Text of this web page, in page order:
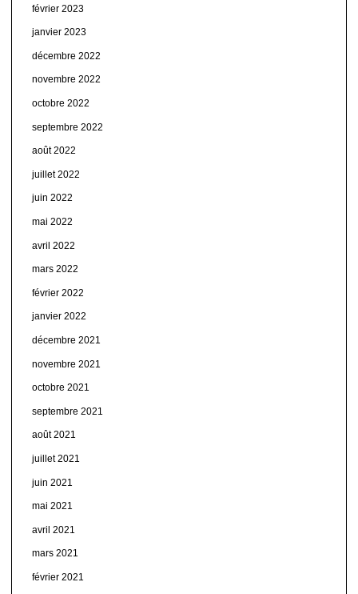
février 2023
janvier 2023
décembre 2022
novembre 2022
octobre 2022
septembre 2022
août 2022
juillet 2022
juin 2022
mai 2022
avril 2022
mars 2022
février 2022
janvier 2022
décembre 2021
novembre 2021
octobre 2021
septembre 2021
août 2021
juillet 2021
juin 2021
mai 2021
avril 2021
mars 2021
février 2021